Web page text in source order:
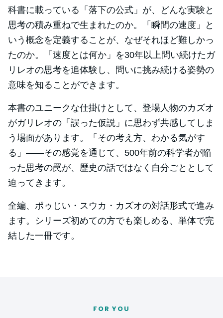
科書に載っている「落下の公式」が、どんな実験と
思考の積み重ねで生まれたのか。「瞬間の速度」と
いう概念を定義することが、なぜそれほど難しかっ
たのか。「速度とは何か」を30年以上問い続けたガ
リレオの思考を追体験し、問いに挑み続ける姿勢の
意味を知ることができます。
本書のユニークな仕掛けとして、登場人物のカズオ
がガリレオの「誤った仮説」に思わず共感してしま
う場面があります。「その考え方、わかる気がす
る」――その感覚を通じて、500年前の科学者が陥
った思考の罠が、歴史の話ではなく自分ごととして
迫ってきます。
全編、ポゥじい・スウカ・カズオの対話形式で進み
ます。シリーズ初めての方でも楽しめる、単体で完
結した一冊です。
FOR YOU